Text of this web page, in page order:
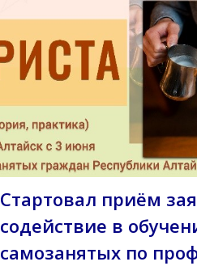
Стартовал приём
содействие в
самозанятых по